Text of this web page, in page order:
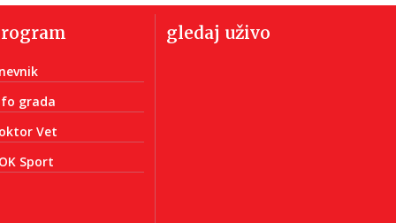
grada
Vet
Sport
gledaj uživo